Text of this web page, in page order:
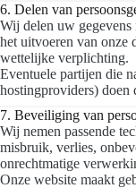
6. Delen van
Wij delen uw
het uitvoeren van onze
wettelijke verplichting.
Eventuele partijen die
hostingproviders) doen
7. Beveiliging van
Wij nemen passende
misbruik, verlies,
onrechtmatige
Onze website maakt